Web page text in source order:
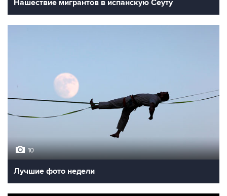
Нашествие мигрантов в испанскую Сеуту
10
Лучшие фото недели